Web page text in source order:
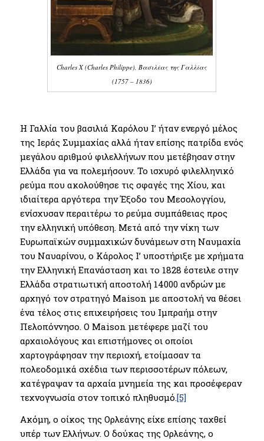
Charles X (Charles Philippe), Βασιλέας της Γαλλίας
(1757 – 1836)
Η Γαλλία του βασιλιά Καρόλου Ι’ ήταν ενεργό μέλος
της Ιεράς Συμμαχίας αλλά ήταν επίσης πατρίδα ενός
μεγάλου αριθμού φιλελλήνων που μετέβησαν στην
Ελλάδα για να πολεμήσουν. Το ισχυρό φιλελληνικό
ρεύμα που ακολούθησε τις σφαγές της Χίου, και
ιδιαίτερα αργότερα την Έξοδο του Μεσολογγίου,
ενίσχυσαν περαιτέρω το ρεύμα συμπάθειας προς
την ελληνική υπόθεση. Μετά από την νίκη των
Ευρωπαϊκών συμμαχικών δυνάμεων στη Ναυμαχία
του Ναυαρίνου, ο Κάρολος Ι’ υποστήριξε με χρήματα
την Ελληνική Επανάσταση και το 1828 έστειλε στην
Ελλάδα στρατιωτική αποστολή 14000 ανδρών με
αρχηγό τον στρατηγό Maison με αποστολή να θέσει
ένα τέλος στις επιχειρήσεις του Ιμπραήμ στην
Πελοπόννησο. Ο Maison μετέφερε μαζί του
αρχαιολόγους και επιστήμονες οι οποίοι
χαρτογράφησαν την περιοχή, ετοίμασαν τα
πολεοδομικά σχέδια των περισσοτέρων πόλεων,
κατέγραψαν τα αρχαία μνημεία της και προσέφεραν
τεχνογνωσία στον τοπικό πληθυσμό.[5]
Ακόμη, ο οίκος της Ορλεάνης είχε επίσης ταχθεί
υπέρ των Ελλήνων. Ο δούκας της Ορλεάνης, ο